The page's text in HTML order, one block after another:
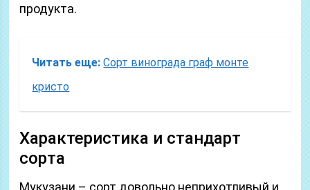
продукта.
Читать еще: Сорт винограда граф монте
кристо
Характеристика и стандарт
сорта
Мукузани – сорт довольно неприхотливый и